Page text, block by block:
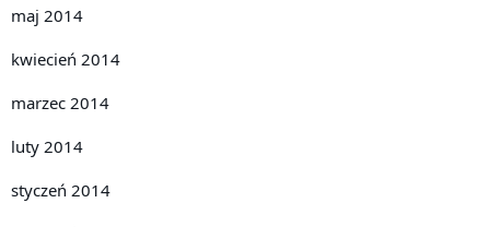
maj 2014
kwiecień 2014
marzec 2014
luty 2014
styczeń 2014